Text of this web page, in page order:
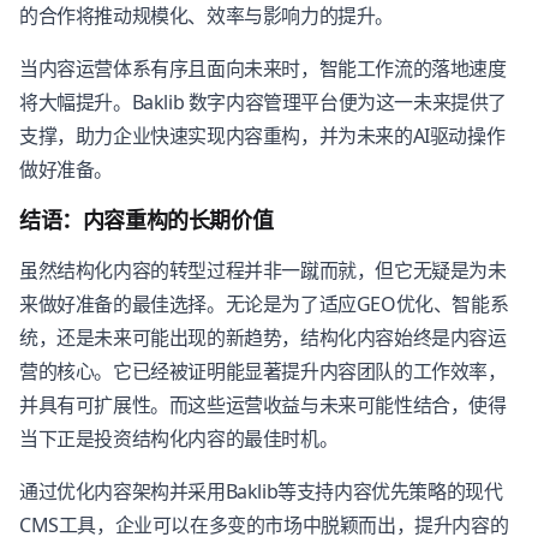
的合作将推动规模化、效率与影响力的提升。
当内容运营体系有序且面向未来时，智能工作流的落地速度
将大幅提升。Baklib 数字内容管理平台便为这一未来提供了
支撑，助力企业快速实现内容重构，并为未来的AI驱动操作
做好准备。
结语：内容重构的长期价值
虽然结构化内容的转型过程并非一蹴而就，但它无疑是为未
来做好准备的最佳选择。无论是为了适应GEO优化、智能系
统，还是未来可能出现的新趋势，结构化内容始终是内容运
营的核心。它已经被证明能显著提升内容团队的工作效率，
并具有可扩展性。而这些运营收益与未来可能性结合，使得
当下正是投资结构化内容的最佳时机。
通过优化内容架构并采用Baklib等支持内容优先策略的现代
CMS工具，企业可以在多变的市场中脱颖而出，提升内容的